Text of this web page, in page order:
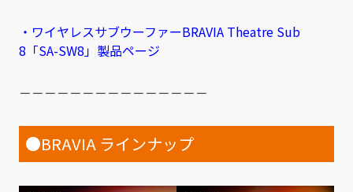
・ワイヤレスサブウーファーBRAVIA Theatre Sub
8「SA-SW8」製品ページ
－－－－－－－－－－－－－－－
●BRAVIA ラインナップ